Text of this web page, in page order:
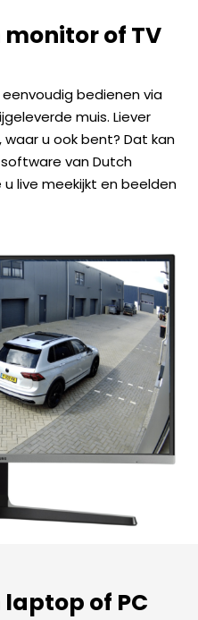
of TV
bedienen via
muis. Liever
u ook bent? Dat kan
van Dutch
live meekijkt en beelden
of PC